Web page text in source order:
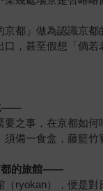
京都」做為認識京
口，甚至假想「倘若
——
要之事，在京都如
須備一食盒，藤籃
都的旅館——
（ryokan），便是